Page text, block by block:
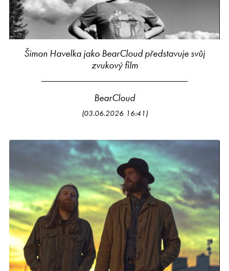
Šimon Havelka jako BearCloud představuje svůj
zvukový film
BearCloud
(03.06.2026 16:41)